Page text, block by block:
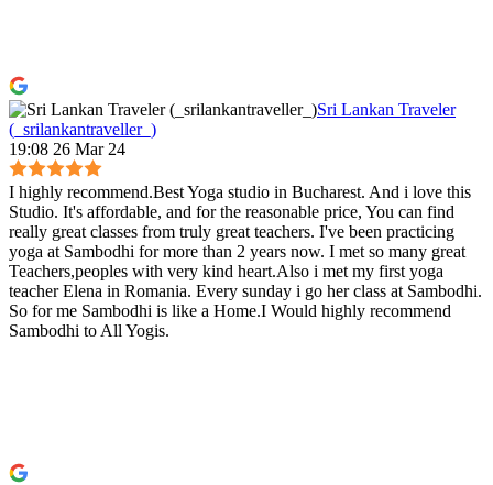
Sri Lankan Traveler
(_srilankantraveller_)
19:08 26 Mar 24
I highly recommend.Best Yoga studio in Bucharest. And i love this
Studio. It's affordable, and for the reasonable price, You can find
really great classes from truly great teachers. I've been practicing
yoga at Sambodhi for more than 2 years now. I met so many great
Teachers,peoples with very kind heart.Also i met my first yoga
teacher Elena in Romania. Every sunday i go her class at Sambodhi.
So for me Sambodhi is like a Home.I Would highly recommend
Sambodhi to All Yogis.